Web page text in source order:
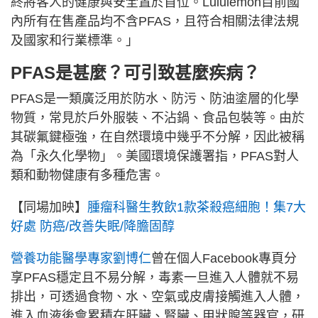
內所有在售產品均不含PFAS，且符合相關法律法規
及國家和行業標準。」
PFAS是甚麼？可引致甚麼疾病？
PFAS是一類廣泛用於防水、防污、防油塗層的化學
物質，常見於戶外服裝、不沾鍋、食品包裝等。由於
其碳氟鍵極強，在自然環境中幾乎不分解，因此被稱
為「永久化學物」。美國環境保護署指，PFAS對人
類和動物健康有多種危害。
【同場加映】 腫瘤科醫生教飲1款茶殺癌細胞！集7大
好處 防癌/改善失眠/降膽固醇
營養功能醫學專家劉博仁曾在個人Facebook專頁分
享PFAS穩定且不易分解，毒素一旦進入人體就不易
排出，可透過食物、水、空氣或皮膚接觸進入人體，